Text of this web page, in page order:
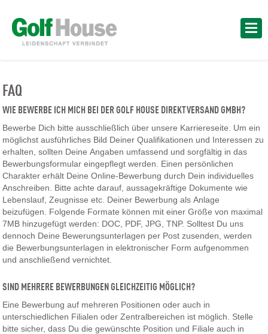
FAQ
WIE BEWERBE ICH MICH BEI DER GOLF HOUSE DIREKTVERSAND GMBH?
Bewerbe Dich bitte ausschließlich über unsere Karriereseite. Um ein
möglichst ausführliches Bild Deiner Qualifikationen und Interessen zu
erhalten, sollten Deine Angaben umfassend und sorgfältig in das
Bewerbungsformular eingepflegt werden. Einen persönlichen
Charakter erhält Deine Online-Bewerbung durch Dein individuelles
Anschreiben. Bitte achte darauf, aussagekräftige Dokumente wie
Lebenslauf, Zeugnisse etc. Deiner Bewerbung als Anlage
beizufügen. Folgende Formate können mit einer Größe von maximal
7MB hinzugefügt werden: DOC, PDF, JPG, TNP. Solltest Du uns
dennoch Deine Bewerungsunterlagen per Post zusenden, werden
die Bewerbungsunterlagen in elektronischer Form aufgenommen
und anschließend vernichtet.
SIND MEHRERE BEWERBUNGEN GLEICHZEITIG MÖGLICH?
Eine Bewerbung auf mehreren Positionen oder auch in
unterschiedlichen Filialen oder Zentralbereichen ist möglich. Stelle
bitte sicher, dass Du die gewünschte Position und Filiale auch in